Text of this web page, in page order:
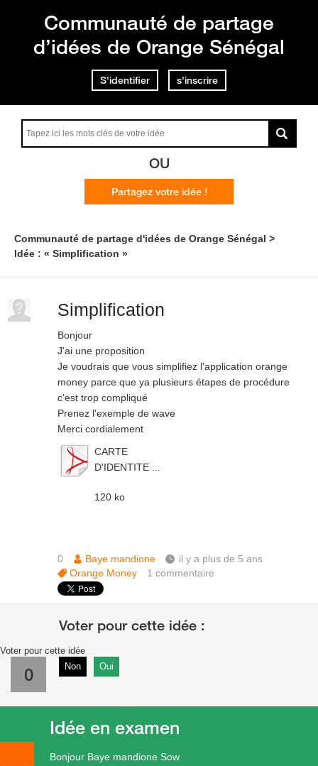
Communauté de partage
d’idées de Orange Sénégal
S'identifier s'inscrire
OU
Partagez votre idée !
Communauté de partage d'idées de Orange Sénégal
Idée : « Simplification »
Simplification
Bonjour
J'ai une proposition
Je voudrais que vous simplifiez l'application orange
money parce que ya plusieurs étapes de procédure
c'est trop compliqué
Prenez l'exemple de wave
Merci cordialement
CARTE
D'IDENTITE ...
120 ko
0 Baye mandione
il y a plus de 5 ans
Orange Money
1commentaire
Voter pour cette idée
0 Non Oui
Bonjour Baye mandione Sow
Idée en examen